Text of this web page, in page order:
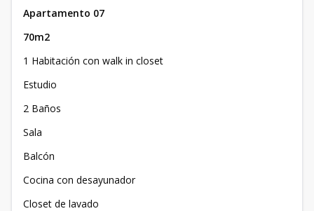
Apartamento 07
70m2
1 Habitación con walk in closet
Estudio
2 Baños
Sala
Balcón
Cocina con desayunador
Closet de lavado